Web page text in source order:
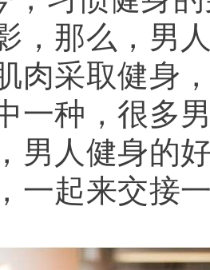
，那么，男
肉采取健身
一种，很多
男人健身的
一起来交接